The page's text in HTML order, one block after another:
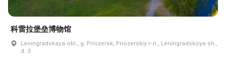
科雷拉堡垒博物馆
Leningradskaya obl., g. Priozersk, Priozerskiy r-n., Leningradskoye sh.,
d. 3